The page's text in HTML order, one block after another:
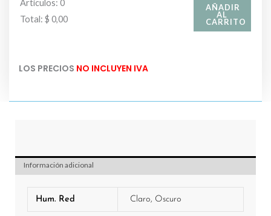
Artículos: 0
Total: $ 0,00
Tu
es
AÑADIR
AL
CARRITO
LOS PRECIOS NO INCLUYEN IVA
Información adicional
Hum. Red Claro, Oscuro